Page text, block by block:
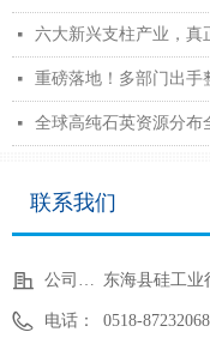
넷 六大新兴支柱产业，真
넷
넷 全球高纯石英资源分布
联系我们
公司名称： 东海县硅工
电话： 0518-87232068